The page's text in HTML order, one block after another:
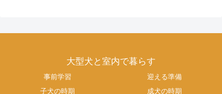
大型犬と室内で暮らす
事前学習
迎える準備
子犬の時期
成犬の時期